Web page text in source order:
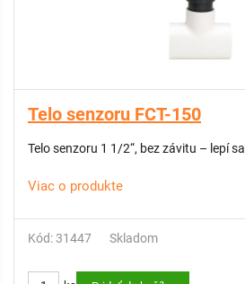
Telo senzoru FCT-150
Telo senzoru 1 1/2“, bez závitu – lepí sa
Viac o produkte
Kód: 31447 Skladom